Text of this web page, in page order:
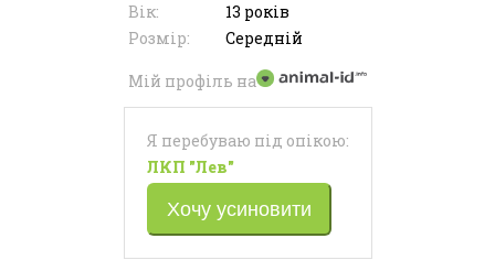
Вік:
Розмір:
13 років
Середній
Мій профіль на
Я перебуваю під опікою:
ЛКП "Лев"
Хочу усиновити